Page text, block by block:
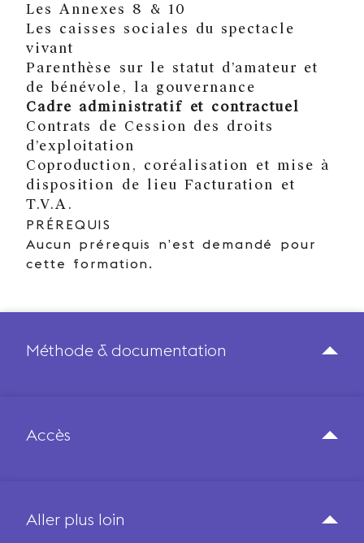
Les Annexes 8 & 10
Les caisses sociales du spectacle
vivant
Parenthèse sur le statut d’amateur et
de bénévole, la gouvernance
Cadre administratif et contractuel
Contrats de Cession des droits
d’exploitation
Coproduction, coréalisation et mise à
disposition de lieu Facturation et
T.V.A.
PRÉREQUIS
Aucun prérequis n’est demandé pour
cette formation.
Méthode & documentation
Accès
Aller plus loin